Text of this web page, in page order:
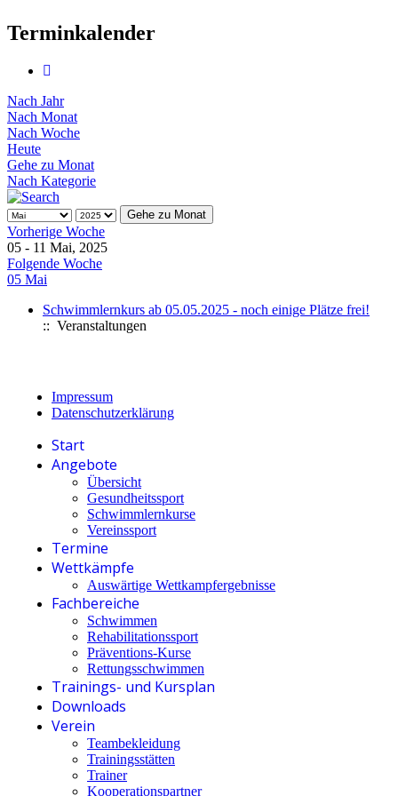
Terminkalender
Nach Jahr
Nach Monat
Nach Woche
Heute
Gehe zu Monat
Nach Kategorie
Gehe zu Monat
Vorherige Woche
05 - 11 Mai, 2025
Folgende Woche
05 Mai
Schwimmlernkurs ab 05.05.2025 - noch einige Plätze frei!
:: Veranstaltungen
Impressum
Datenschutzerklärung
Start
Angebote
Übersicht
Gesundheitssport
Schwimmlernkurse
Vereinssport
Termine
Wettkämpfe
Auswärtige Wettkampfergebnisse
Fachbereiche
Schwimmen
Rehabilitationssport
Präventions-Kurse
Rettungsschwimmen
Trainings- und Kursplan
Downloads
Verein
Teambekleidung
Trainingsstätten
Trainer
Kooperationspartner